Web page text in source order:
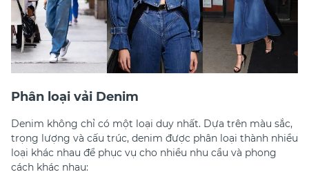
Phân loại vải Denim
Denim không chỉ có một loại duy nhất. Dựa trên màu sắc,
trọng lượng và cấu trúc, denim được phân loại thành nhiều
loại khác nhau để phục vụ cho nhiều nhu cầu và phong
cách khác nhau: